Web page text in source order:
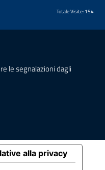
Totale Visite: 154
le segnalazioni dagli
alla privacy